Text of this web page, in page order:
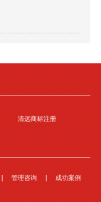
清远商标注册
管理咨询 成功案例